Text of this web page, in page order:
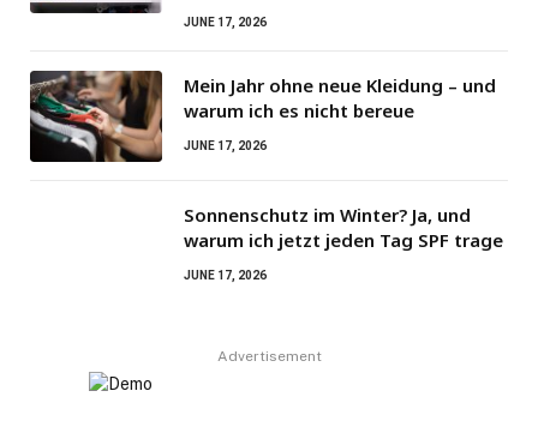
JUNE 17, 2026
Mein Jahr ohne neue Kleidung – und
warum ich es nicht bereue
JUNE 17, 2026
Sonnenschutz im Winter? Ja, und
warum ich jetzt jeden Tag SPF trage
JUNE 17, 2026
Advertisement